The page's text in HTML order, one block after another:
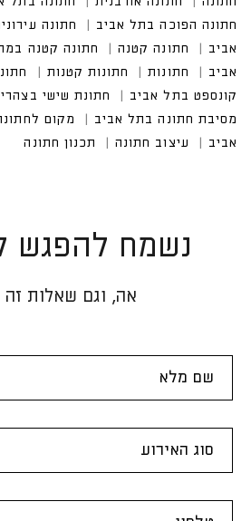
נשמח להפגש
אה, וגם שאלות זה